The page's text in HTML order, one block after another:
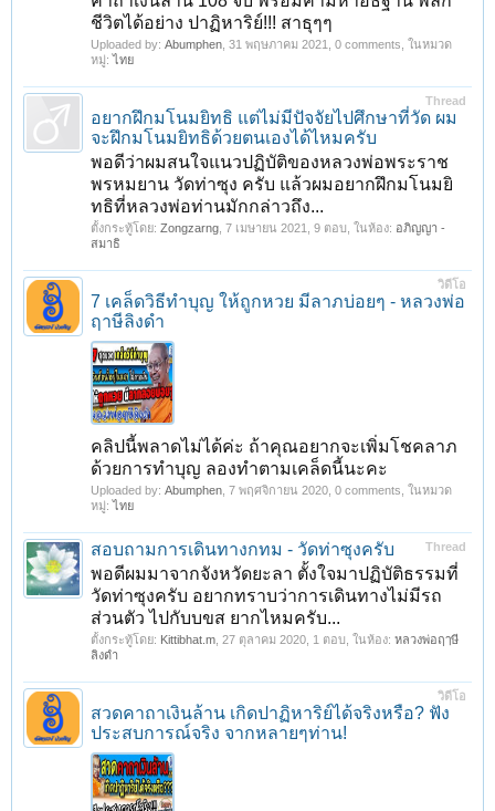
ชีวิตได้อย่าง ปาฏิหาริย์!!! สาธุๆๆ
Uploaded by: Abumphen 31 พฤษภาคม 2021
, 0 comments, ในหมวด
หมู่:ไทย
Thread
อยากฝึกมโนมยิทธิ แต่ไม่มีปัจจัยไปศึกษาที่วัด ผม
จะฝึกมโนมยิทธิด้วยตนเองได้ไหมครับ
พอดีว่าผมสนใจแนวปฏิบัติของหลวงพ่อพระราช
พรหมยาน วัดท่าซุง ครับ แล้วผมอยากฝึกมโนมยิ
ทธิที่หลวงพ่อท่านมักกล่าวถึง...
ตั้งกระทู้โดย: Zongzarng 7 เมษายน 2021 , 9 ตอบ, ในห้อง: อภิญญา -
สมาธิ
วิดีโอ
7 เคล็ดวิธีทำบุญ ให้ถูกหวย มีลาภบ่อยๆ - หลวงพ่อ
ฤาษีลิงดํา
คลิปนี้พลาดไม่ได้ค่ะ ถ้าคุณอยากจะเพิ่มโชคลาภ
ด้วยการทำบุญ ลองทำตามเคล็ดนี้นะคะ
Uploaded by: Abumphen 7 พฤศจิกายน 2020 , 0 comments, ในหมวด
หมู่:ไทย
Thread
สอบถามการเดินทางกทม - วัดท่าซุงครับ
พอดีผมมาจากจังหวัดยะลา ตั้งใจมาปฏิบัติธรรมที่
วัดท่าซุงครับ อยากทราบว่าการเดินทางไม่มีรถ
ส่วนตัว ไปกับบขส ยากไหมครับ...
ตั้งกระทู้โดย: Kittibhat.m 27 ตุลาคม 2020 , 1 ตอบ, ในห้อง: หลวงพ่อฤๅษี
ลิงดำ
วิดีโอ
สวดคาถาเงินล้าน เกิดปาฏิหาริย์ได้จริงหรือ? ฟัง
ประสบการณ์จริง จากหลายๆท่าน!